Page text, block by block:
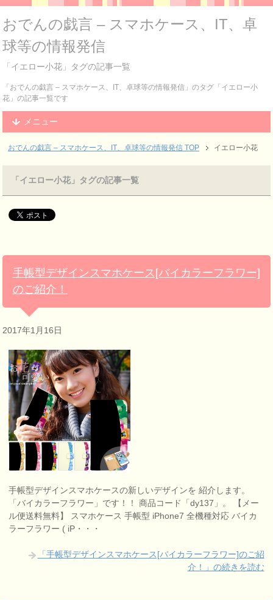
おでんの戯言 – スマホケース、IT、卓
球等の情報発信
「イエロー小花」タグの記事一覧
「おでんの戯言 – スマホケース、IT、卓球等の情報発信」のタグ「イエロー小
花」の記事一覧です
メニュー
おでんの戯言 – スマホケース、IT、卓球等の情報発信 TOP イエロー小花
「イエロー小花」タグの記事一覧
手帳型デザインスマホケース[バイカラーフラワー]
のご紹介！
2017年1月16日
手帳型デザインスマホケースの新しいデザインを 紹介します。
「バイカラーフラワー」です！！ 商品コード「dy137」。 【メー
ル便送料無料】 スマホケース 手帳型 iPhone7 全機種対応 バイカ
ラーフラワー ( iP・・・
「手帳型デザインスマホケース[バイカラーフラワー]のご紹
介！」の続きを読む